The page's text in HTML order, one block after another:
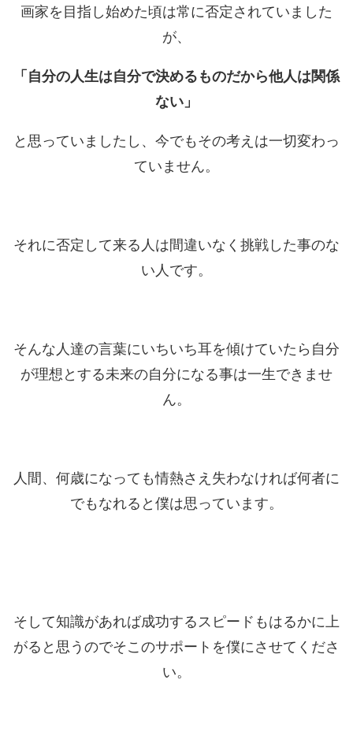
画家を目指し始めた頃は常に否定されていました
が、
「自分の人生は自分で決めるものだから他人は関係
ない」
と思っていましたし、今でもその考えは一切変わっ
ていません。
それに否定して来る人は間違いなく挑戦した事のな
い人です。
そんな人達の言葉にいちいち耳を傾けていたら自分
が理想とする未来の自分になる事は一生できませ
ん。
人間、何歳になっても情熱さえ失わなければ何者に
でもなれると僕は思っています。
そして知識があれば成功するスピードもはるかに上
がると思うのでそこのサポートを僕にさせてくださ
い。